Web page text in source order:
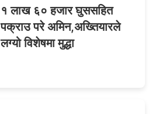
१ लाख ६० हजार घुससहित
पक्राउ परे अमिन,अख्तियारले
लग्यो विशेषमा मुद्धा